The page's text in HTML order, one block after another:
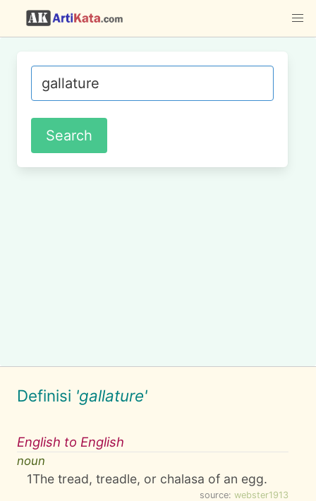
Definisi 'gallature'
English to English
noun
1The tread, treadle, or chalasa of an egg.
source: webster1913